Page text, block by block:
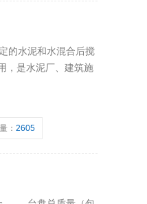
的水泥和水混合后搅
，是水泥厂、建筑施
：2605